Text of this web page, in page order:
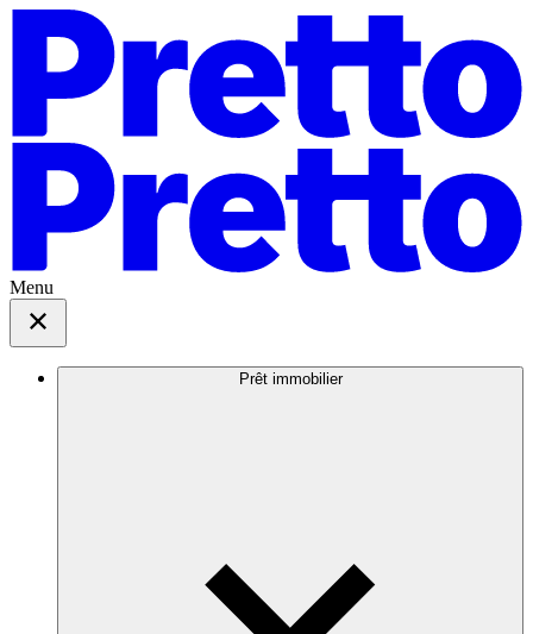
Menu
Prêt immobilier